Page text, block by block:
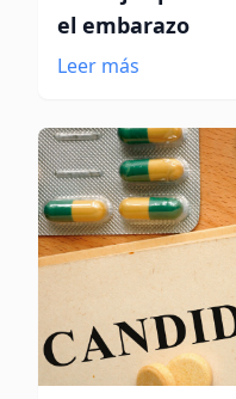
el embarazo
Leer más